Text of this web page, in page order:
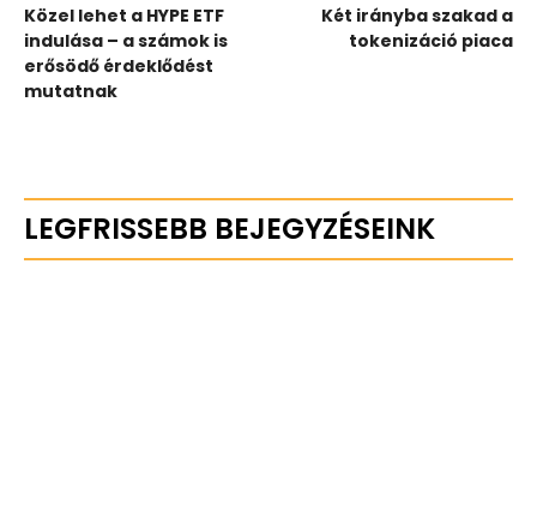
Közel lehet a HYPE ETF
indulása – a számok is
erősödő érdeklődést
mutatnak
Két irányba szakad a
tokenizáció piaca
LEGFRISSEBB BEJEGYZÉSEINK